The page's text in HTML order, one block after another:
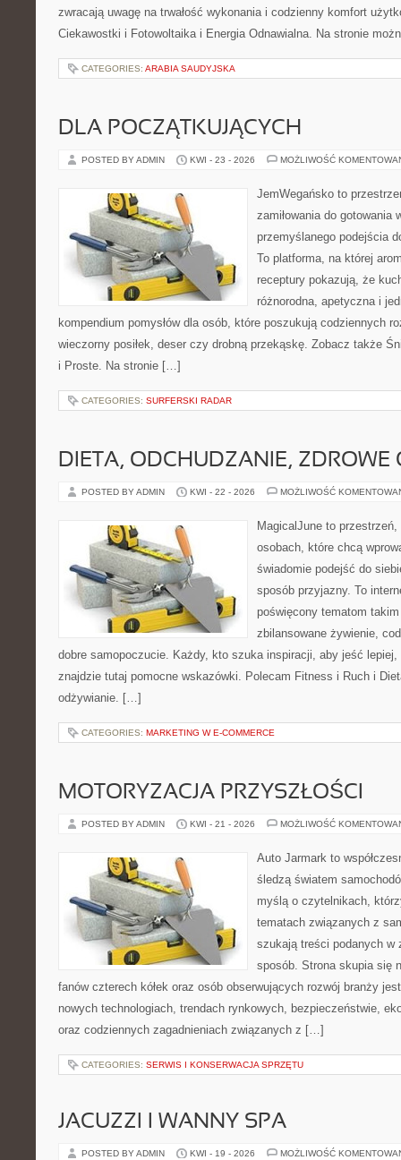
zwracają uwagę na trwałość wykonania i codzienny komfort
Ciekawostki i Fotowoltaika i Energia Odnawialna. Na stronie
CATEGORIES: ARABIA SAUDYJSKA
DLA POCZĄTKUJĄCYCH
POSTED BY ADMIN KWI - 23 - 2026 MOŻLIWOŚĆ
JemWegańsko to
zamiłowania do gotowania
przemyślanego podejścia
To platforma, na której
receptury pokazują, że
różnorodna, apetyczna i
kompendium pomysłów dla osób, które poszukują codziennych
wieczorny posiłek, deser czy drobną przekąskę. Zobacz także
i Proste. Na stronie […]
CATEGORIES: SURFERSKI RADAR
DIETA, ODCHUDZANIE, ZDROWE
POSTED BY ADMIN KWI - 22 - 2026 MOŻLIWOŚĆ
MagicalJune to
osobach, które chcą
świadomie podejść do
sposób przyjazny. To
poświęcony tematom
zbilansowane żywienie,
dobre samopoczucie. Każdy, kto szuka inspiracji, aby jeść
znajdzie tutaj pomocne wskazówki. Polecam Fitness i Ruch i
odżywianie. […]
CATEGORIES: MARKETING W E-COMMERCE
MOTORYZACJA PRZYSZŁOŚCI
POSTED BY ADMIN KWI - 21 - 2026 MOŻLIWOŚĆ
Auto Jarmark to
śledzą światem
myślą o czytelnikach,
tematach związanych z
szukają treści podanych w
sposób. Strona skupia się
fanów czterech kółek oraz osób obserwujących rozwój branży
nowych technologiach, trendach rynkowych, bezpieczeństwie,
oraz codziennych zagadnieniach związanych z […]
CATEGORIES: SERWIS I KONSERWACJA SPRZĘTU
JACUZZI I WANNY SPA
POSTED BY ADMIN KWI - 19 - 2026 MOŻLIWOŚĆ